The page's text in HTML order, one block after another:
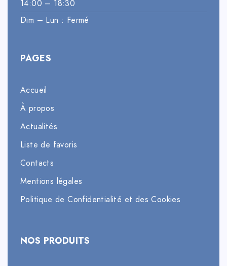
14:00 – 18:30
Dim – Lun : Fermé
PAGES
Accueil
À propos
Actualités
Liste de favoris
Contacts
Mentions légales
Politique de Confidentialité et des Cookies
NOS PRODUITS